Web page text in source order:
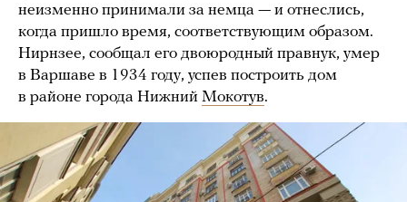
неизменно принимали за немца — и отнеслись,
когда пришло время, соответствующим образом.
Нирнзее, сообщал его двоюродный правнук, умер
в Варшаве в 1934 году, успев построить дом
в районе города Нижний Мокотув.